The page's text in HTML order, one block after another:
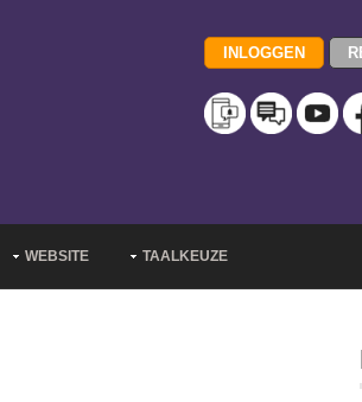
WEBSITE TAALKEUZE